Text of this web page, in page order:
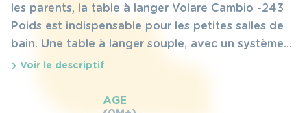
les parents, la table à langer Volare Cambio -243
Poids est indispensable pour les petites salles de
bain. Une table à langer souple, avec un système
anti-basculement, elle comprend une baignoire
Voir le descriptif
AGE